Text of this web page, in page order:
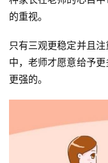
的重视。
只有三观更稳定并且
中，老师才愿意给予
更强的。